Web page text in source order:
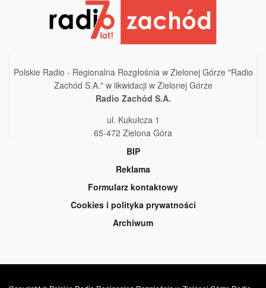
Polskie Radio - Regionalna Rozgłośnia w Zielonej Górze "Radio
Zachód S.A." w likwidacji w Zielonej Górze
Radio Zachód S.A.
ul. Kukułcza 1
65-472 Zielona Góra
BIP
Reklama
Formularz kontaktowy
Cookies i polityka prywatności
Archiwum